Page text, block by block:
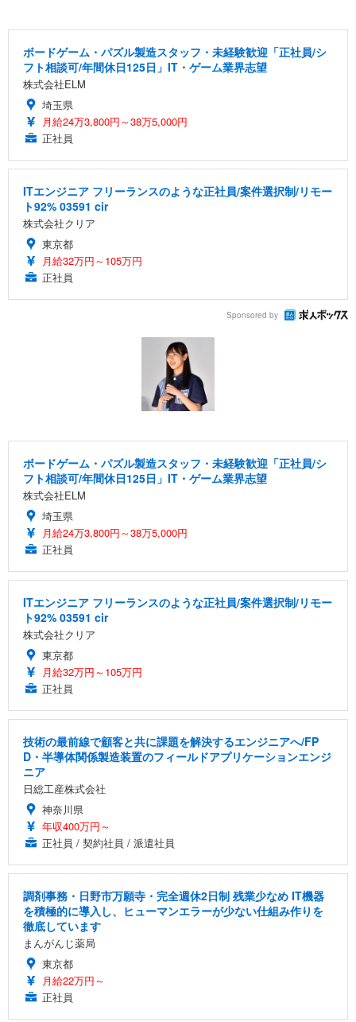
ボードゲーム・パズル製造スタッフ・未経験歓迎「正社員/シ
フト相談可/年間休日125日」IT・ゲーム業界志望
株式会社ELM
埼玉県
月給24万3,800円～38万5,000円
正社員
ITエンジニア フリーランスのような正社員/案件選択制/リモー
ト92% 03591 cir
株式会社クリア
東京都
月給32万円～105万円
正社員
Sponsored by
ボードゲーム・パズル製造スタッフ・未経験歓迎「正社員/シ
フト相談可/年間休日125日」IT・ゲーム業界志望
株式会社ELM
埼玉県
月給24万3,800円～38万5,000円
正社員
ITエンジニア フリーランスのような正社員/案件選択制/リモー
ト92% 03591 cir
株式会社クリア
東京都
月給32万円～105万円
正社員
技術の最前線で顧客と共に課題を解決するエンジニアへ/FP
D・半導体関係製造装置のフィールドアプリケーションエンジ
ニア
日総工産株式会社
神奈川県
年収400万円～
正社員 / 契約社員 / 派遣社員
調剤事務・日野市万願寺・完全週休2日制 残業少なめ IT機器
を積極的に導入し、ヒューマンエラーが少ない仕組み作りを
徹底しています
まんがんじ薬局
東京都
月給22万円～
正社員